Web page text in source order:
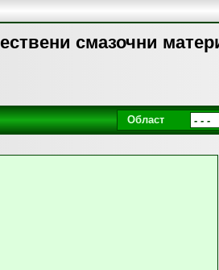
смазочни
Област